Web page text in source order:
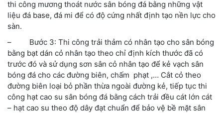
thi công mương thoát nước sân bóng đá bằng những vật
liệu đá base, đá mi để có độ cứng nhất định tạo nền lực cho
sàn.
– Bước 3: Thi công trải thảm có nhân tạo cho sân bóng
bằng bạt dán cỏ nhân tạo theo chỉ định kích thước đã có
trước đó và sử dụng sơn sân cỏ nhân tạo để kẻ vạch sân
bóng đá cho các đường biên, chấm phạt ,… Cắt cỏ theo
đường biên loại bỏ phần thừa ngoài đường kẻ, tiếp tục thi
công hạt cao su sân bóng đá bằng cách trải đều cát lớn cát
– hạt cao su theo độ dây đạt chuẩn để bảo vệ bề mặt sân